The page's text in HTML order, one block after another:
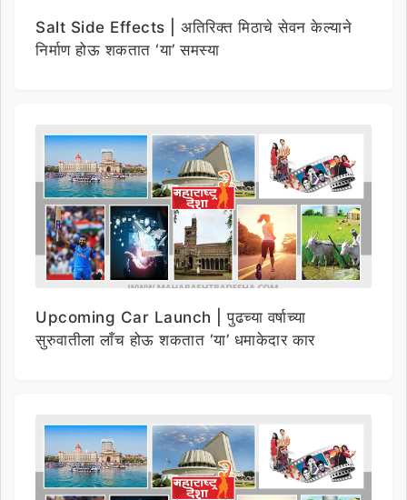
Salt Side Effects | अतिरिक्त मिठाचे सेवन केल्याने
निर्माण होऊ शकतात ‘या’ समस्या
Upcoming Car Launch | पुढच्या वर्षाच्या
सुरुवातीला लाँच होऊ शकतात ‘या’ धमाकेदार कार